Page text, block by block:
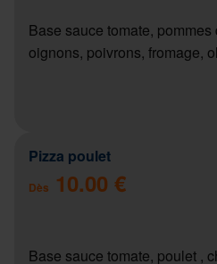
Base sauce tomate,
oignons, poivrons, fromage,
Pizza poulet
Dès 10.00 €
Base sauce tomate, poulet ,